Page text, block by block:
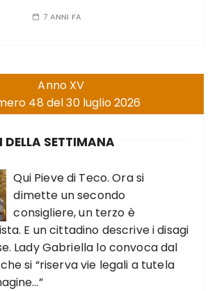
7 ANNI FA
Anno XV
48 del 30 luglio 2026
DELLA SETTIMANA
Qui Pieve di Teco. Ora si
dimette un secondo
consigliere, un terzo è
E un cittadino descrive i disagi
Lady Gabriella lo convoca dal
si “riserva vie legali a tutela